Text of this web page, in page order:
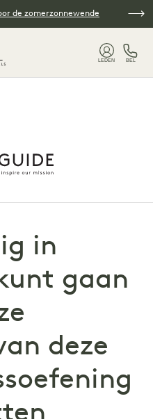
de zomerzonnewende
LEDEN BEL
in
gaan
deze